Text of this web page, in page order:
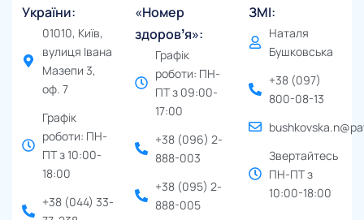
України:
01010, Київ,
вулиця Івана
Мазепи 3,
оф. 7
Графік
роботи: ПН-
ПТ з 10:00-
18:00
+38 (044) 33-
«Номер
здоровʼя»:
Графік
роботи: ПН-
ПТ з 09:00-
17:00
+38 (096) 2-
888-003
+38 (095) 2-
888-005
ЗМІ:
Наталя
Бушковська
+38 (097)
800-08-13
Звертайтесь
ПН-ПТ з
10:00-18:00